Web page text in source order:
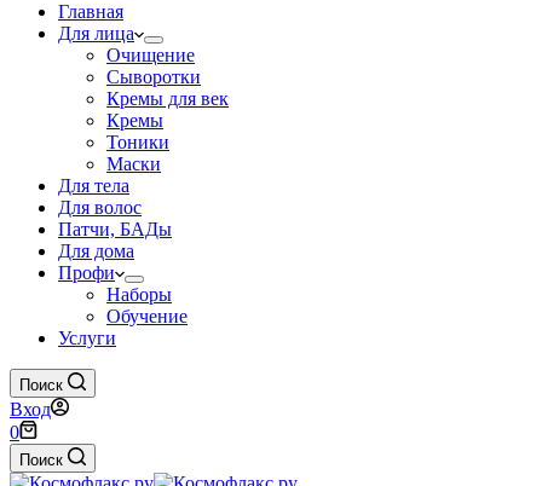
Главная
Для лица
Очищение
Сыворотки
Кремы для век
Кремы
Тоники
Маски
Для тела
Для волос
Патчи, БАДы
Для дома
Профи
Наборы
Обучение
Услуги
Поиск
Вход
Корзина
0
Поиск